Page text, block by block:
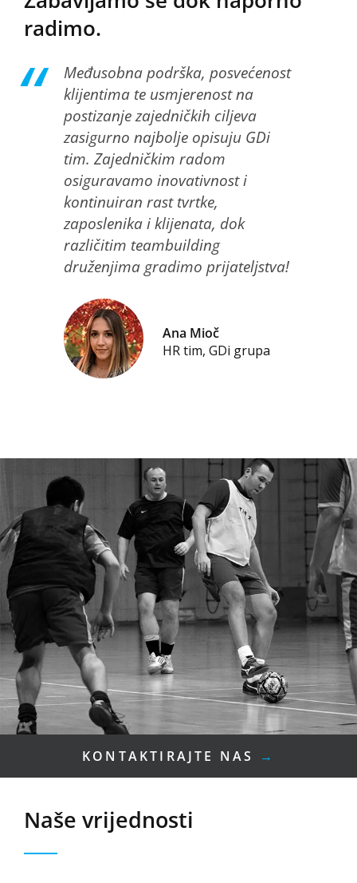
radimo.
Međusobna podrška, posvećenost
klijentima te usmjerenost na
postizanje zajedničkih ciljeva
zasigurno najbolje opisuju GDi
tim. Zajedničkim radom
osiguravamo inovativnost i
kontinuiran rast tvrtke,
zaposlenika i klijenata, dok
različitim teambuilding
druženjima gradimo prijateljstva!
Ana Mioč
HR tim, GDi grupa
KONTAKTIRAJTE NAS →
Naše vrijednosti